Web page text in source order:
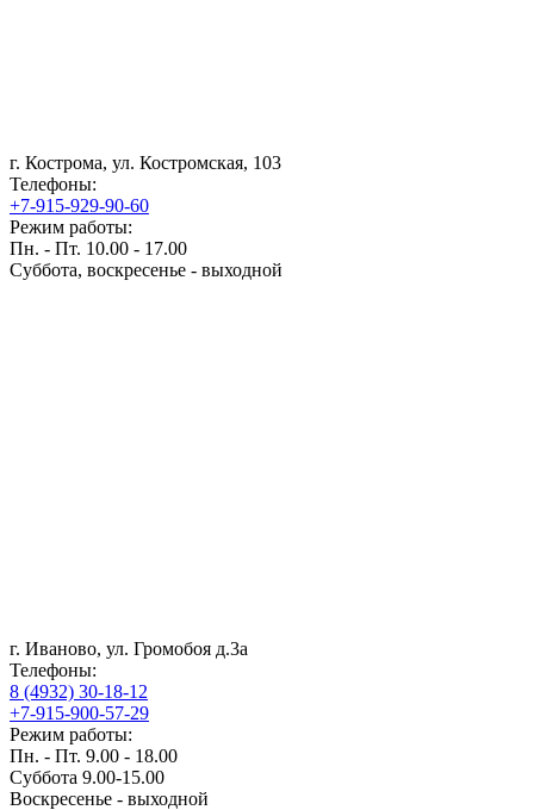
г. Кострома, ул. Костромская, 103
Телефоны:
+7-915-929-90-60
Режим работы:
Пн. - Пт. 10.00 - 17.00
Суббота, воскресенье - выходной
г. Иваново, ул. Громобоя д.3а
Телефоны:
8 (4932) 30-18-12
+7-915-900-57-29
Режим работы:
Пн. - Пт. 9.00 - 18.00
Суббота 9.00-15.00
Воскресенье - выходной